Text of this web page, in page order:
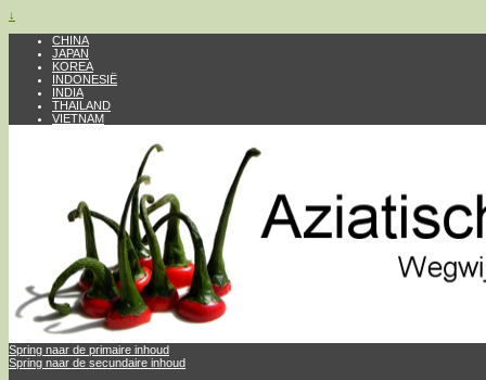
↓
CHINA
JAPAN
KOREA
INDONESIË
INDIA
THAILAND
VIETNAM
Spring naar de primaire inhoud
Spring naar de secundaire inhoud